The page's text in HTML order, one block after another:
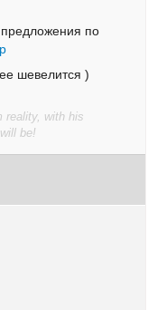
предложения по
шевелится )
reality, with his
be!